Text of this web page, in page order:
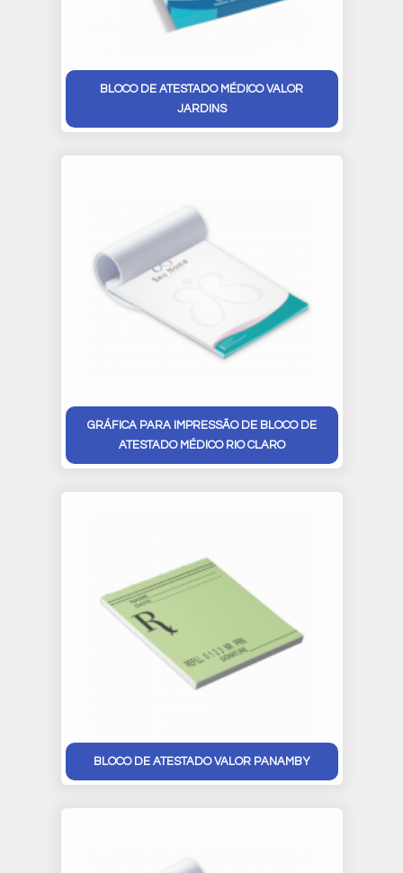
BLOCO DE ATESTADO MÉDICO VALOR
JARDINS
GRÁFICA PARA IMPRESSÃO DE BLOCO DE
ATESTADO MÉDICO RIO CLARO
BLOCO DE ATESTADO VALOR PANAMBY